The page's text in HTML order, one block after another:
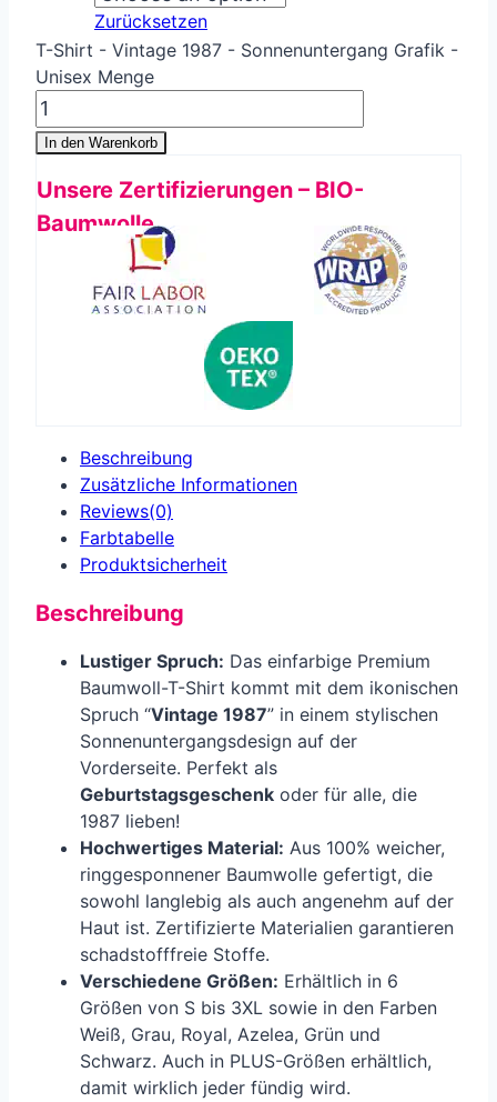
Zurücksetzen
T-Shirt - Vintage 1987 - Sonnenuntergang Grafik -
Unisex Menge
In den Warenkorb
Unsere Zertifizierungen – BIO-
Baumwolle
Beschreibung
Zusätzliche Informationen
Reviews(0)
Farbtabelle
Produkt­sicherheit
Beschreibung
Lustiger Spruch: Das einfarbige Premium
Baumwoll-T-Shirt kommt mit dem ikonischen
Spruch “Vintage 1987” in einem stylischen
Sonnenuntergangsdesign auf der
Vorderseite. Perfekt als
Geburtstagsgeschenk oder für alle, die
1987 lieben!
Hochwertiges Material: Aus 100% weicher,
ringgesponnener Baumwolle gefertigt, die
sowohl langlebig als auch angenehm auf der
Haut ist. Zertifizierte Materialien garantieren
schadstofffreie Stoffe.
Verschiedene Größen: Erhältlich in 6
Größen von S bis 3XL sowie in den Farben
Weiß, Grau, Royal, Azelea, Grün und
Schwarz. Auch in PLUS-Größen erhältlich,
damit wirklich jeder fündig wird.